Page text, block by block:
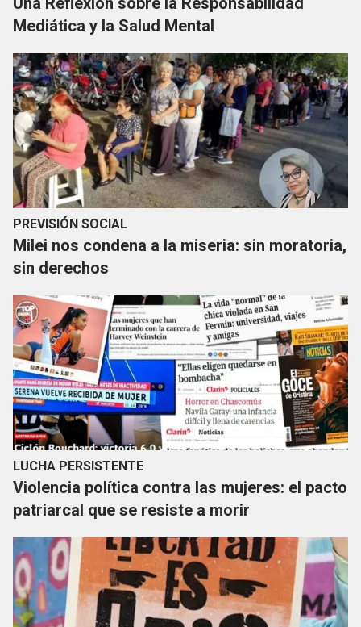
Mediática y la Salud Mental
PREVISIÓN SOCIAL
Milei nos condena a la miseria: sin moratoria,
sin derechos
LUCHA PERSISTENTE
Violencia política contra las mujeres: el pacto
patriarcal que se resiste a morir